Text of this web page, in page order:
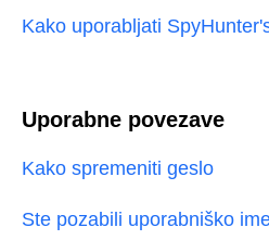
Kako uporabljati
Uporabne povezave
Kako spremeniti geslo
Ste pozabili uporabniško